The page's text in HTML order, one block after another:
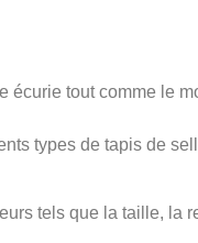
écurie tout comme le
types de tapis de
tels que la taille, la